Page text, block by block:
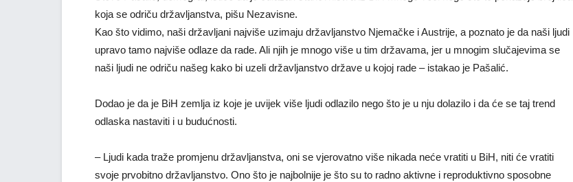
koja se odriču državljanstva, pišu Nezavisne.
Kao što vidimo, naši državljani najviše uzimaju državljanstvo Njemačke i Austrije, a poznato je da naši ljudi
upravo tamo najviše odlaze da rade. Ali njih je mnogo više u tim državama, jer u mnogim slučajevima se
naši ljudi ne odriču našeg kako bi uzeli državljanstvo države u kojoj rade – istakao je Pašalić.
Dodao je da je BiH zemlja iz koje je uvijek više ljudi odlazilo nego što je u nju dolazilo i da će se taj trend
odlaska nastaviti i u budućnosti.
– Ljudi kada traže promjenu državljanstva, oni se vjerovatno više nikada neće vratiti u BiH, niti će vratiti
svoje prvobitno državljanstvo. Ono što je najbolnije je što su to radno aktivne i reproduktivno sposobne